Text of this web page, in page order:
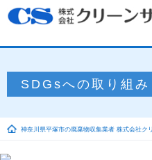
SDGsへの取り組み
神奈川県平塚市の廃棄物収集業者 株式会社ク